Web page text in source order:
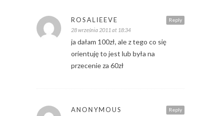
Reply
ROSALIEEVE
28 września 2011 at 18:34
ja dałam 100zł, ale z tego co się
orientuję to jest lub była na
przecenie za 60zł
Reply
ANONYMOUS